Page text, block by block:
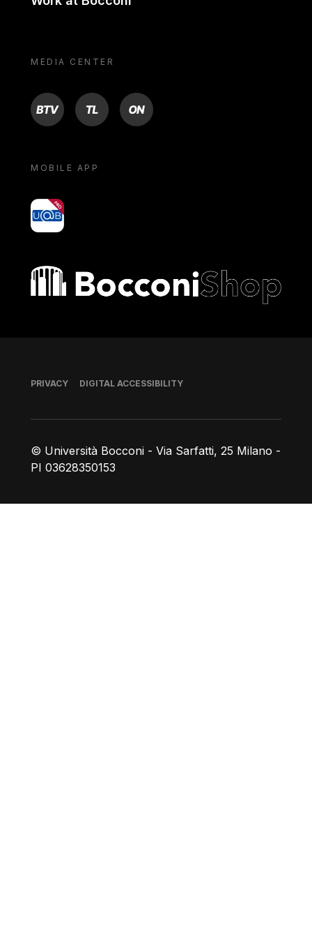
MEDIA CENTER
BTV TL ON
MOBILE APP
yoU@B
Bocconi shop
© Università Bocconi - Via Sarfatti, 25 Milano -
PI 03628350153
Footer
PRIVACY DIGITAL ACCESSIBILITY